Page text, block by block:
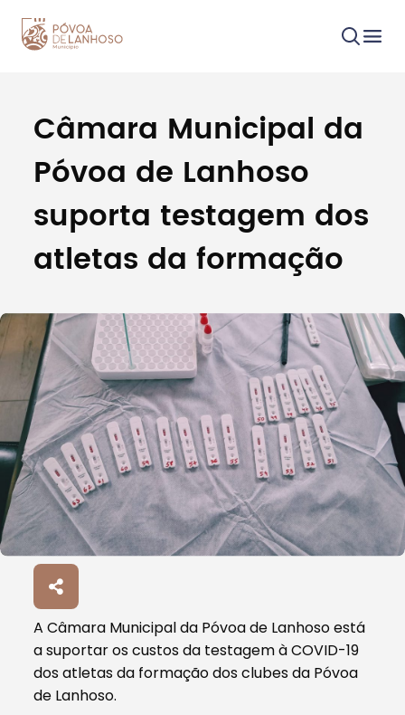
Procurar
Tipo de conteúdo
Filtros
Câmara Municipal da
Póvoa de Lanhoso
suporta testagem dos
atletas da formação
A Câmara Municipal da Póvoa de Lanhoso está
a suportar os custos da testagem à COVID-19
dos atletas da formação dos clubes da Póvoa
de Lanhoso.